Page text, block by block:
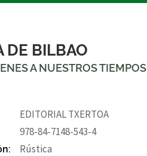
DE BILBAO
A NUESTROS TIEMPOS
EDITORIAL TXERTOA
978-84-7148-543-4
Rústica